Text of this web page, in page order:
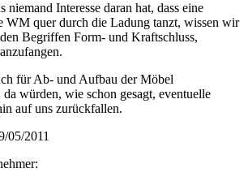
niemand Interesse daran hat, dass eine
WM quer durch die Ladung tanzt, wissen wir
Begriffen Form- und Kraftschluss,
für Ab- und Aufbau der Möbel
würden, wie schon gesagt, eventuelle
auf uns zurückfallen.
05/2011